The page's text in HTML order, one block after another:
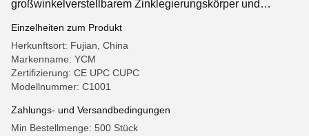
großwinkelverstellbarem Zinklegierungskörper und
Einzelheiten zum Produkt
Herkunftsort: Fujian, China
Markenname: YCM
Zertifizierung: CE UPC CUPC
Modellnummer: C1001
Zahlungs- und Versandbedingungen
Min Bestellmenge: 500 Stück